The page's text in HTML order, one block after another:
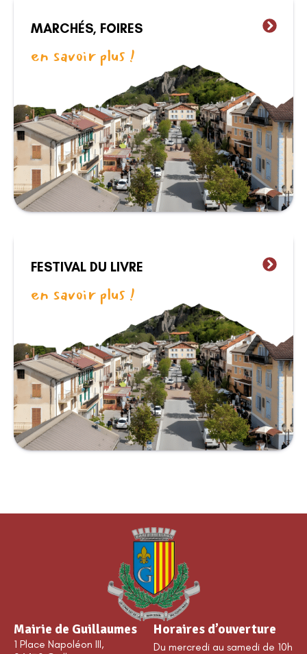
MARCHÉS, FOIRES
en savoir plus !
FESTIVAL DU LIVRE
en savoir plus !
Mairie de Guillaumes
1 Place Napoléon III,
Horaires d’ouverture
Du mercredi au samedi de 10h